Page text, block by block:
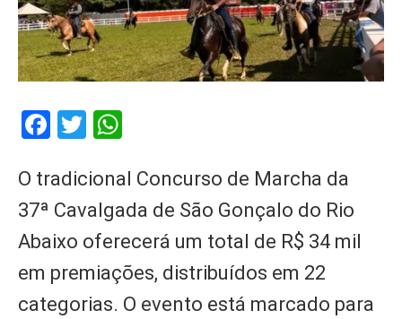
Facebook
Twitter
O tradicional Concurso de Marcha da
37ª Cavalgada de São Gonçalo do Rio
Abaixo oferecerá um total de R$ 34 mil
em premiações, distribuídos em 22
categorias. O evento está marcado para